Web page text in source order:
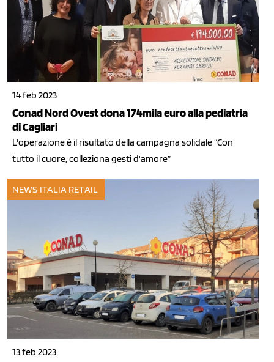
14 feb 2023
Conad Nord Ovest dona 174mila euro alla pediatria
di Cagliari
L'operazione è il risultato della campagna solidale “Con
tutto il cuore, colleziona gesti d'amore”
NEWS ITALIA RETAIL
13 feb 2023